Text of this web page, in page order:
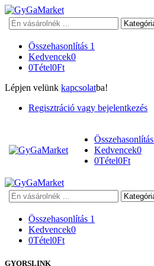
Keresés
Összehasonlítás 1
Kedvencek0
0Tétel0Ft
Lépjen velünk kapcsolatba!
Regisztráció vagy bejelentkezés
Összehasonlítás
Kedvencek0
0Tétel0Ft
Keresés
Összehasonlítás 1
Kedvencek0
0Tétel0Ft
GYORSLINK